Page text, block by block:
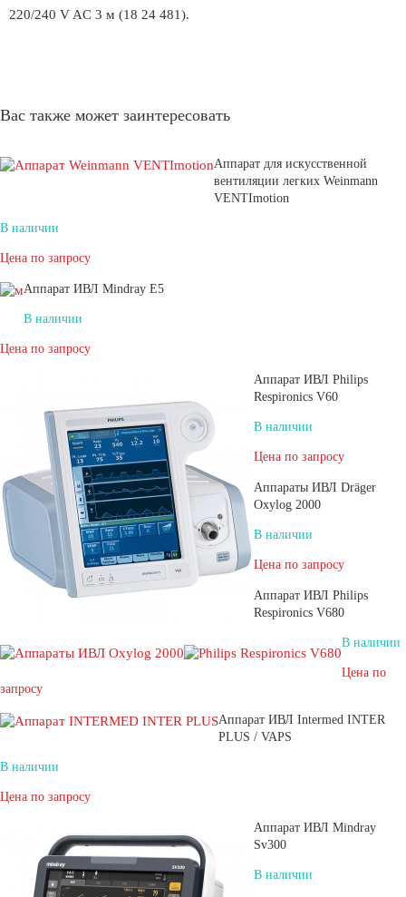
220/240 V AC 3 м (18 24 481).
Вас также может заинтересовать
Аппарат для искусственной
вентиляции легких Weinmann
VENTImotion
В наличии
Цена по запросу
Аппарат ИВЛ Mindray E5
В наличии
Цена по запросу
Аппарат ИВЛ Philips
Respironics V60
В наличии
Цена по запросу
Аппараты ИВЛ Dräger
Oxylog 2000
В наличии
Цена по запросу
Аппарат ИВЛ Philips
Respironics V680
В наличии
Цена по
запросу
Аппарат ИВЛ Intermed INTER
PLUS / VAPS
В наличии
Цена по запросу
Аппарат ИВЛ Mindray
Sv300
В наличии